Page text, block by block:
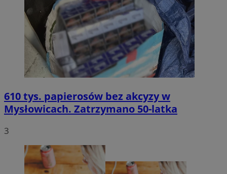
610 tys. papierosów bez akcyzy w
Mysłowicach. Zatrzymano 50-latka
3